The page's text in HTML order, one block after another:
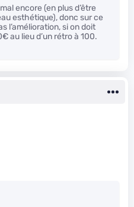
encore (en plus d’être
esthétique), donc sur ce
l’amélioration, si on doit
au lieu d’un rétro à 100.